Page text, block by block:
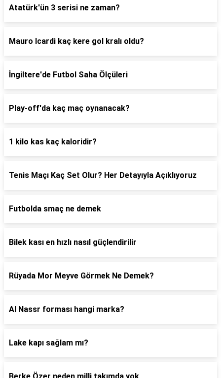
Atatürk'ün 3 serisi ne zaman?
Mauro Icardi kaç kere gol kralı oldu?
İngiltere'de Futbol Saha Ölçüleri
Play-off'da kaç maç oynanacak?
1 kilo kas kaç kaloridir?
Tenis Maçı Kaç Set Olur? Her Detayıyla Açıklıyoruz
Futbolda smaç ne demek
Bilek kası en hızlı nasıl güçlendirilir
Rüyada Mor Meyve Görmek Ne Demek?
Al Nassr forması hangi marka?
Lake kapı sağlam mı?